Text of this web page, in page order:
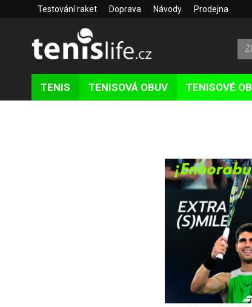
Testování raket Doprava Návody Prodejna
TENIS TENISOVÁ OBUV TENISOVÉ